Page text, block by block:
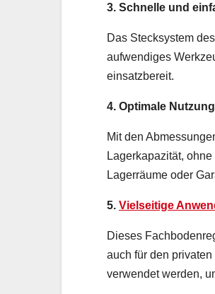
3. Schnelle und
Das Stecksystem
aufwendiges
einsatzbereit.
4. Optimale
Mit den
Lagerkapazität,
Lagerräume oder
5. Vielseitige
Dieses
auch für den
verwendet werden,